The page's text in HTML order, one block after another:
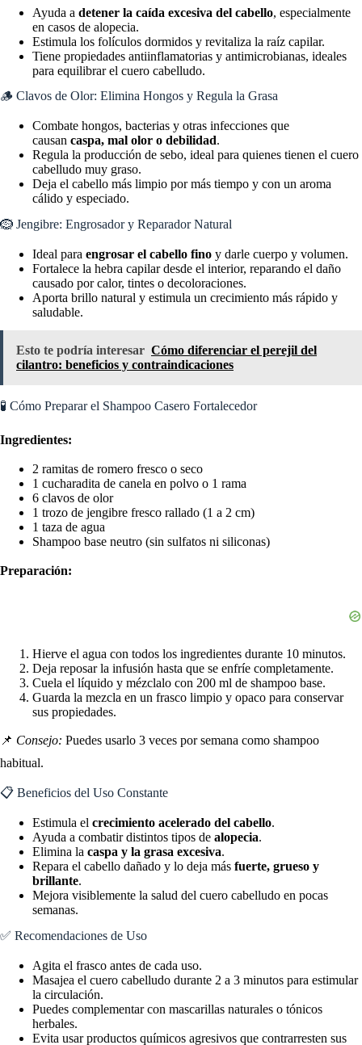
Ayuda a detener la caída excesiva del cabello, especialmente
en casos de alopecia.
Estimula los folículos dormidos y revitaliza la raíz capilar.
Tiene propiedades antiinflamatorias y antimicrobianas, ideales
para equilibrar el cuero cabelludo.
🪵 Clavos de Olor: Elimina Hongos y Regula la Grasa
Combate hongos, bacterias y otras infecciones que
causan caspa, mal olor o debilidad.
Regula la producción de sebo, ideal para quienes tienen el cuero
cabelludo muy graso.
Deja el cabello más limpio por más tiempo y con un aroma
cálido y especiado.
🪹 Jengibre: Engrosador y Reparador Natural
Ideal para engrosar el cabello fino y darle cuerpo y volumen.
Fortalece la hebra capilar desde el interior, reparando el daño
causado por calor, tintes o decoloraciones.
Aporta brillo natural y estimula un crecimiento más rápido y
saludable.
Esto te podría interesar Cómo diferenciar el perejil del
cilantro: beneficios y contraindicaciones
🧪 Cómo Preparar el Shampoo Casero Fortalecedor
Ingredientes:
2 ramitas de romero fresco o seco
1 cucharadita de canela en polvo o 1 rama
6 clavos de olor
1 trozo de jengibre fresco rallado (1 a 2 cm)
1 taza de agua
Shampoo base neutro (sin sulfatos ni siliconas)
Preparación:
Hierve el agua con todos los ingredientes durante 10 minutos.
Deja reposar la infusión hasta que se enfríe completamente.
Cuela el líquido y mézclalo con 200 ml de shampoo base.
Guarda la mezcla en un frasco limpio y opaco para conservar
sus propiedades.
📌 Consejo: Puedes usarlo 3 veces por semana como shampoo
habitual.
📋 Beneficios del Uso Constante
Estimula el crecimiento acelerado del cabello.
Ayuda a combatir distintos tipos de alopecia.
Elimina la caspa y la grasa excesiva.
Repara el cabello dañado y lo deja más fuerte, grueso y
brillante.
Mejora visiblemente la salud del cuero cabelludo en pocas
semanas.
✅ Recomendaciones de Uso
Agita el frasco antes de cada uso.
Masajea el cuero cabelludo durante 2 a 3 minutos para estimular
la circulación.
Puedes complementar con mascarillas naturales o tónicos
herbales.
Evita usar productos químicos agresivos que contrarresten sus